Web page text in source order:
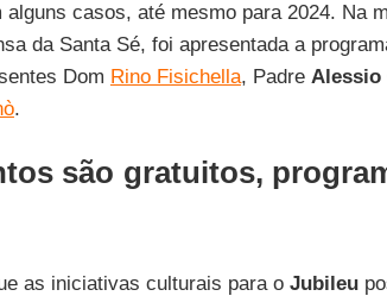
alguns casos, até mesmo para 2024. Na
da Santa Sé, foi apresentada a
Dom Rino Fisichella, Padre Alessio
.
são gratuitos,
as iniciativas culturais para o Jubileu